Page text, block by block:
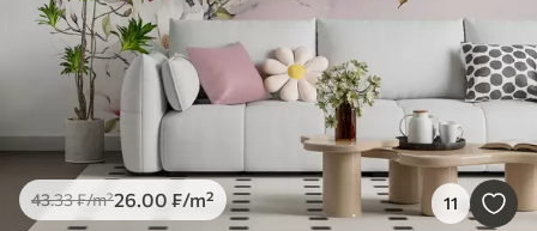
43.33₣/m²26.00 ₣/m² 11